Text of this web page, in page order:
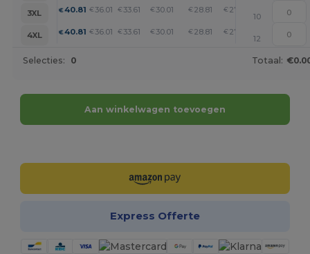
3XL
€40.81 € 36.01 € 33.61 € 30.01 € 28.81 € 27.60
10
4XL
€40.81 € 36.01 € 33.61 € 30.01 € 28.81 € 27.60
12
Selecties: 0 Totaal:
Aan winkelwagen toevoegen
Express Offerte